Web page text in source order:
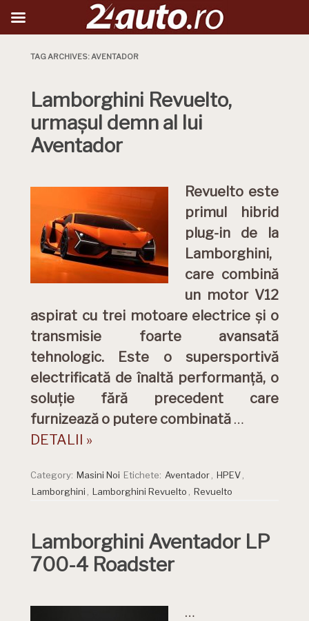
TAG ARCHIVES:AVENTADOR
Lamborghini Revuelto,
urmașul demn al lui
Aventador
Revuelto este
primul hibrid
plug-in de la
Lamborghini,
care combină
un motor V12
aspirat cu trei motoare electrice și o
transmisie foarte avansată
tehnologic. Este o supersportivă
electrificată de înaltă performanță, o
soluție fără precedent care
furnizează o putere combinată …
DETALII »
Category: Masini Noi Etichete: Aventador HPEV
Lamborghini
Lamborghini Revuelto Revuelto
Lamborghini Aventador LP
700-4 Roadster
…